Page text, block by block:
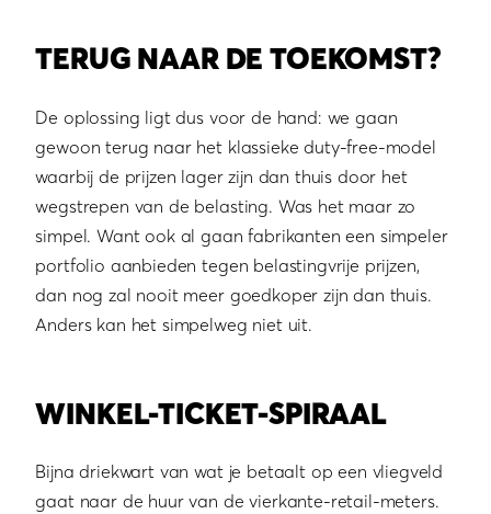
TERUG NAAR DE TOEKOMST?
De oplossing ligt dus voor de hand: we gaan
gewoon terug naar het klassieke duty-free-model
waarbij de prijzen lager zijn dan thuis door het
wegstrepen van de belasting. Was het maar zo
simpel. Want ook al gaan fabrikanten een simpeler
portfolio aanbieden tegen belastingvrije prijzen,
dan nog zal nooit meer goedkoper zijn dan thuis.
Anders kan het simpelweg niet uit.
WINKEL-TICKET-SPIRAAL
Bijna driekwart van wat je betaalt op een vliegveld
gaat naar de huur van de vierkante-retail-meters.